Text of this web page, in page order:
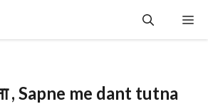
, Sapne me dant tutna